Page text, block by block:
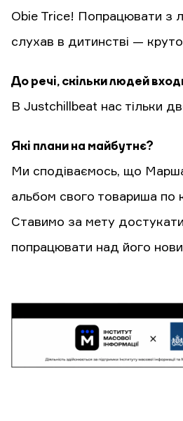
Obie Trice! Попрацювати з
слухав в дитинстві —
До речі, скільки людей
В Justchillbeat нас тільки
Які плани на майбутнє?
Ми сподіваємось, що
альбом свого товариша по
Ставимо за мету
попрацювати над його